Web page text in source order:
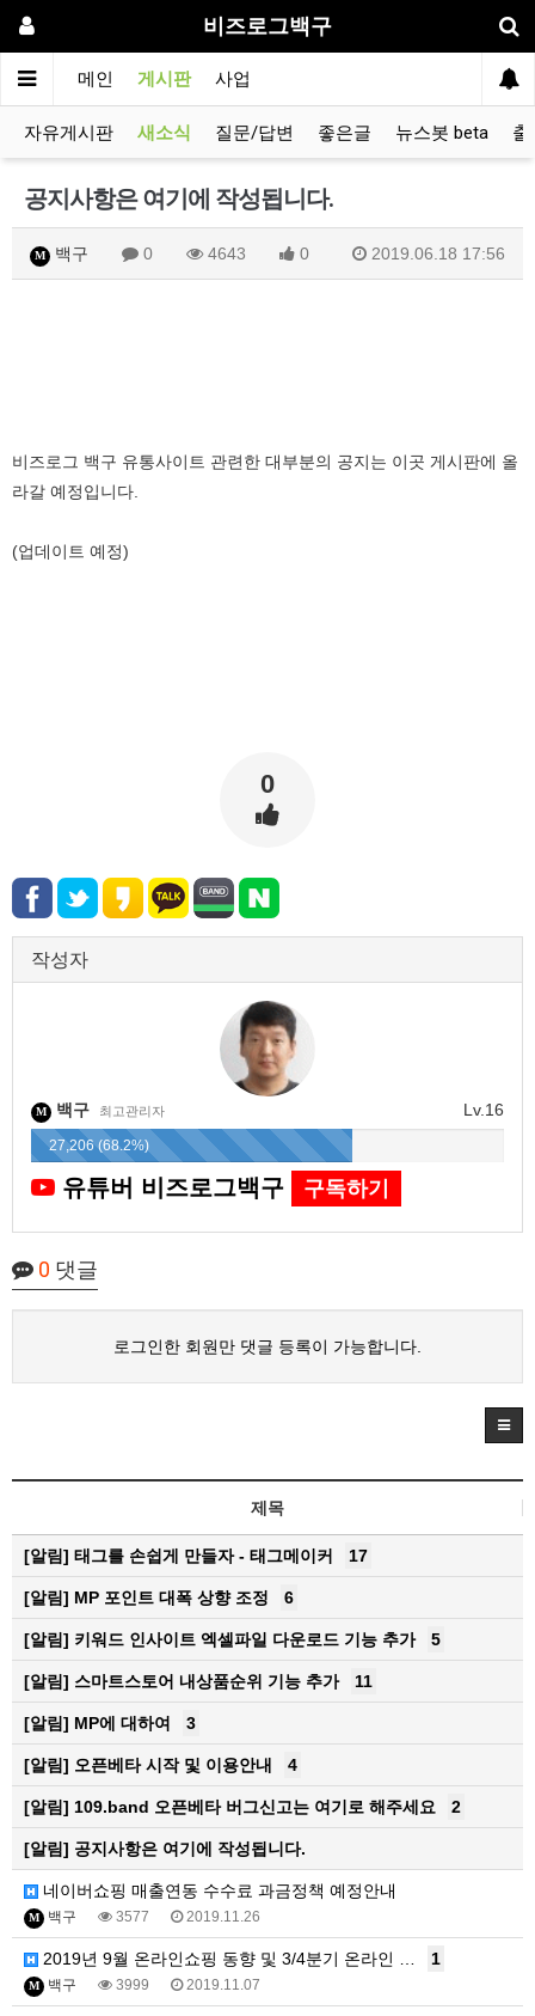
비즈로그백구
메인 게시판 사업
자유게시판 새소식 질문/답변 좋은글 뉴스봇 beta 출
공지사항은 여기에 작성됩니다.
M 백구 0 4643 0 2019.06.18 17:56
비즈로그 백구 유통사이트 관련한 대부분의 공지는 이곳 게시판에 올
라갈 예정입니다.
(업데이트 예정)
0
작성자
Lv.16
M 백구 최고관리자
27,206 (68.2%)
유튜버 비즈로그백구 구독하기
0 댓글
로그인한 회원만 댓글 등록이 가능합니다.
제목
[알림] 태그를 손쉽게 만들자 - 태그메이커 17
[알림] MP 포인트 대폭 상향 조정 6
[알림] 키워드 인사이트 엑셀파일 다운로드 기능 추가 5
[알림] 스마트스토어 내상품순위 기능 추가 11
[알림] MP에 대하여 3
[알림] 오픈베타 시작 및 이용안내 4
[알림] 109.band 오픈베타 버그신고는 여기로 해주세요 2
[알림] 공지사항은 여기에 작성됩니다.
네이버쇼핑 매출연동 수수료 과금정책 예정안내
M 백구 3577 2019.11.26
2019년 9월 온라인쇼핑 동향 및 3/4분기 온라인 … 1
M 백구 3999 2019.11.07